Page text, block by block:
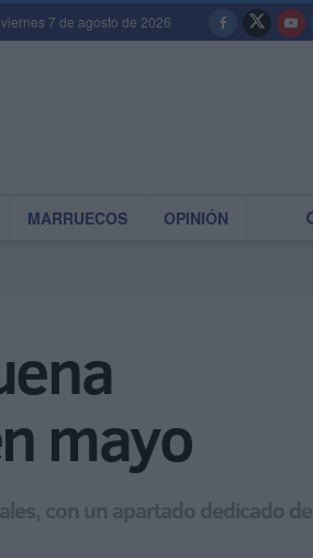
viernes 7 de agosto de 2026
MARRUECOS OPINIÓN
mayo
con un apartado dedicado de